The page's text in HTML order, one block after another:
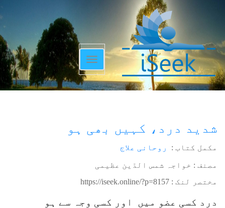
Toggle
navigation
شدید درد، کہیں بھی ہو
مکمل کتاب : روحانی علاج
مصنف : خواجہ شمس الدّین عظیمی
مختصر لنک : https://iseek.online/?p=8157
درد کسی عضو میں اور کسی وجہ سے ہو